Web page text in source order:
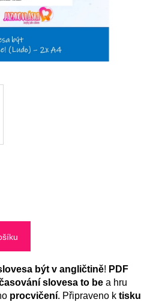
být v angličtině! PDF
slovesa to be a hru
procvičení. Připraveno k tisku